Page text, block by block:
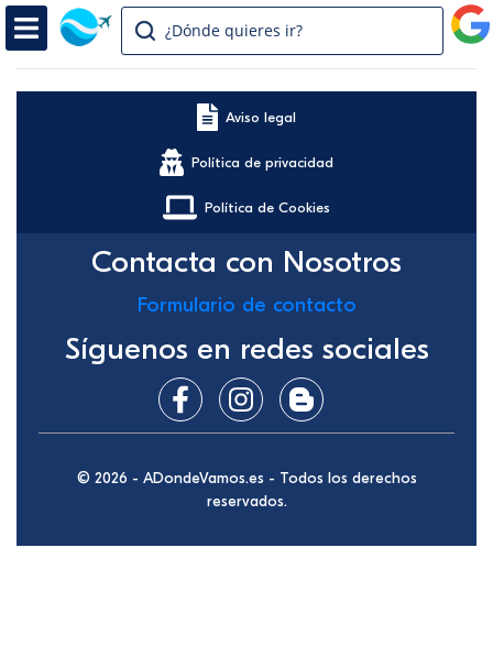
¿Dónde quieres ir?
Aviso legal
Política de privacidad
Política de Cookies
Contacta con Nosotros
Formulario de contacto
Síguenos en redes sociales
© 2026 - ADondeVamos.es - Todos los derechos
reservados.